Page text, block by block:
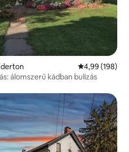
Átlagos
4,99 (198)
álomszerű kádban bulizás